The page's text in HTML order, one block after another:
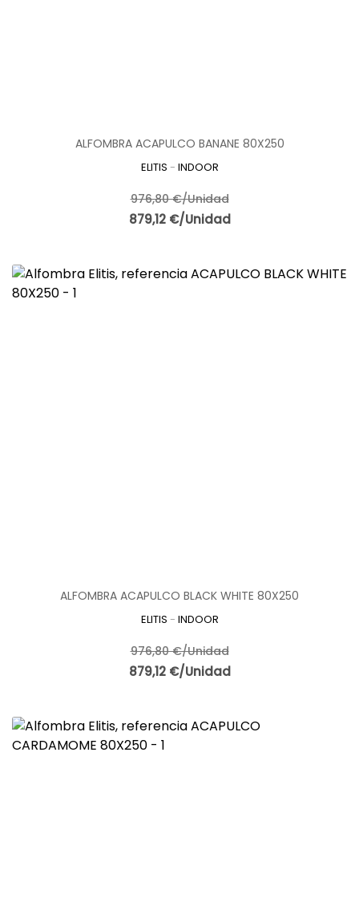
ALFOMBRA ACAPULCO BANANE 80X250
ELITIS - INDOOR
976,80 €/Unidad
879,12 €/Unidad
ALFOMBRA ACAPULCO BLACK WHITE 80X250
ELITIS - INDOOR
976,80 €/Unidad
879,12 €/Unidad